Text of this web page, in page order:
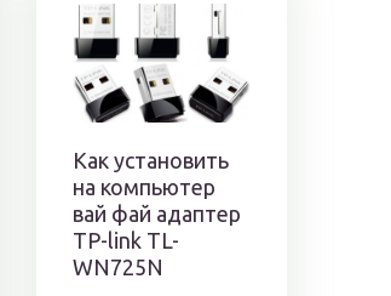
Как установить
на компьютер
вай фай адаптер
TP-link TL-
WN725N